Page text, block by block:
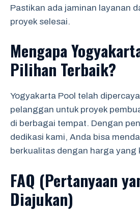
Pastikan ada jaminan layanan
proyek selesai.
Mengapa
Pilihan Terbaik?
Yogyakarta Pool telah
pelanggan untuk proyek
di berbagai tempat. Dengan
dedikasi kami, Anda bisa
berkualitas dengan harga yang
FAQ (Pertanyaan
Diajukan)